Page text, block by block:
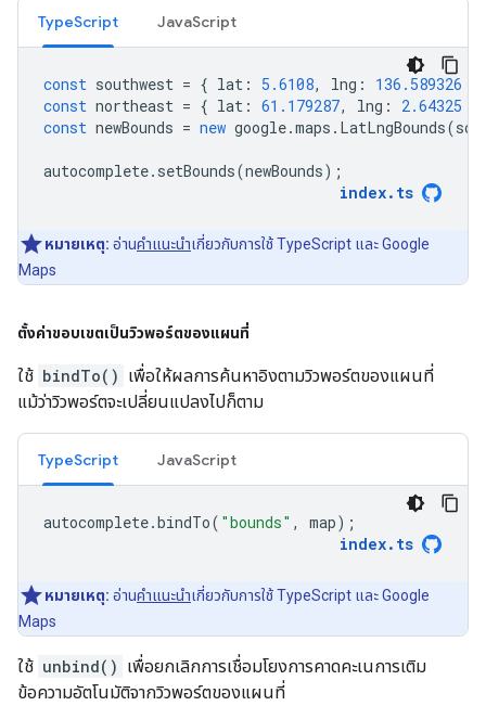
TypeScript JavaScript
const southwest = { lat : 5.6108, lng : 136.589326
const northeast = { lat : 61.179287, lng : 2.64325
const newBounds = new google.maps . LatLngBounds(
autocomplete. setBounds(newBounds);
index. ts
หมายเหตุ: อ่านคำแนะนำเกี่ยวกับการใช้ TypeScript และ Google
Maps
ตั้งค่าขอบเขตเป็นวิวพอร์ตของแผนที่
ใช้ bindTo() เพื่อให้ผลการค้นหาอิงตามวิวพอร์ตของแผนที่
แม้ว่าวิวพอร์ตจะเปลี่ยนแปลงไปก็ตาม
TypeScript JavaScript
autocomplete.bindTo( "bounds" , map);
index. ts
หมายเหตุ: อ่านคำแนะนำเกี่ยวกับการใช้ TypeScript และ Google
Maps
ใช้ unbind() เพื่อยกเลิกการเชื่อมโยงการคาดคะเนการเติม
ข้อความอัตโนมัติจากวิวพอร์ตของแผนที่